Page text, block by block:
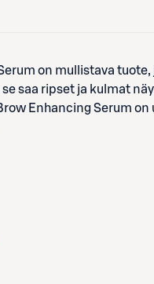
on mullistava
saa ripset ja kulmat
Enhancing Serum